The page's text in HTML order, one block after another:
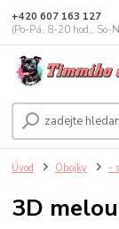
+420 607 163 127
(Po-Pá, 8-20 hod., So-
Úvod Obojky -
3D